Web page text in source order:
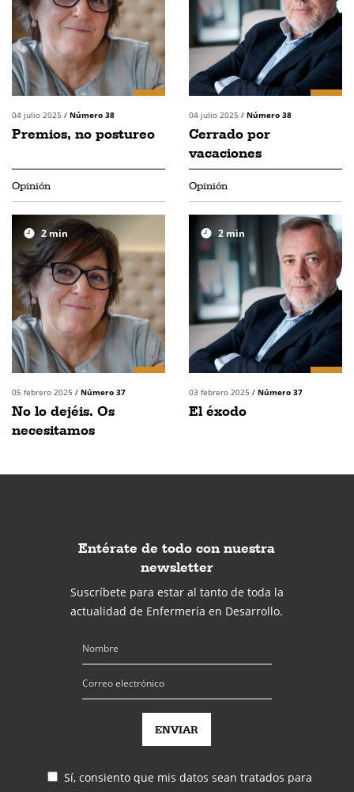
04 julio 2025 / Número 38
Premios, no postureo
04 julio 2025 / Número 38
Cerrado por
vacaciones
Opinión
2min
05 febrero 2025 / Número 37
No lo dejéis. Os
necesitamos
Opinión
2min
03 febrero 2025 / Número 37
El éxodo
Entérate de todo con nuestra
newsletter
Suscríbete para estar al tanto de toda la
actualidad de Enfermería en Desarrollo.
Sí, consiento que mis datos sean tratados para